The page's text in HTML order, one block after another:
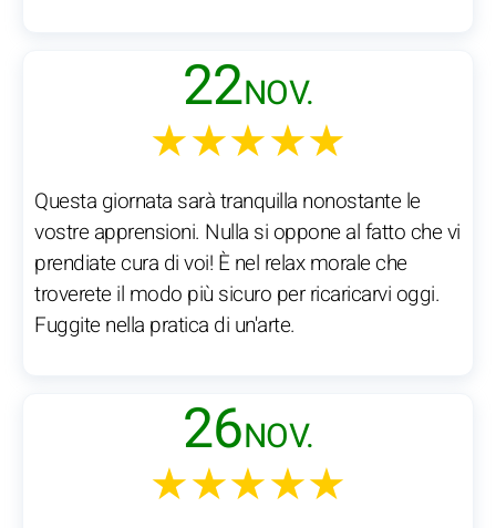
22NOV.
★★★★★
Questa giornata sarà tranquilla nonostante le
vostre apprensioni. Nulla si oppone al fatto che vi
prendiate cura di voi! È nel relax morale che
troverete il modo più sicuro per ricaricarvi oggi.
Fuggite nella pratica di un'arte.
26NOV.
★★★★★